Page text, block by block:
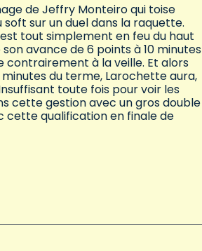
de Jeffry Monteiro qui toise
sur un duel dans la raquette.
tout simplement en feu du haut
avance de 6 points à 10 minutes
contrairement à la veille. Et alors
minutes du terme, Larochette aura,
toute fois pour voir les
cette gestion avec un gros double
cette qualification en finale de